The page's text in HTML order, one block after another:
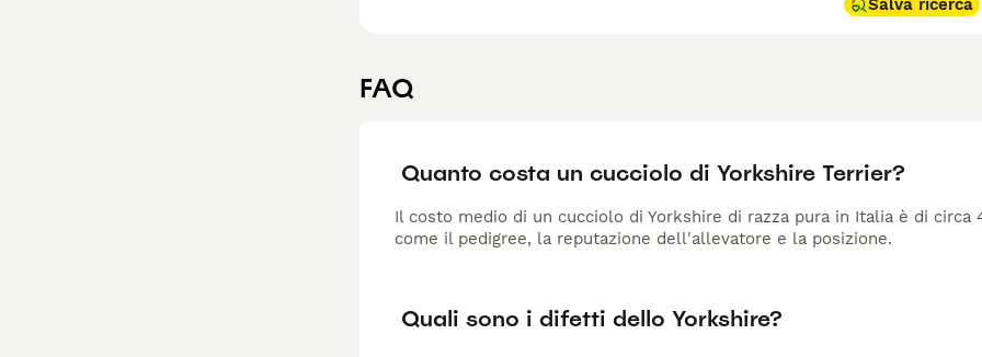
Salva ricerca
FAQ
Quanto costa un cucciolo di Yorkshire Terrier?
Il costo medio di un cucciolo di Yorkshire di razza pura in Italia è di
come il pedigree, la reputazione dell'allevatore e la posizione.
Quali sono i difetti dello Yorkshire?